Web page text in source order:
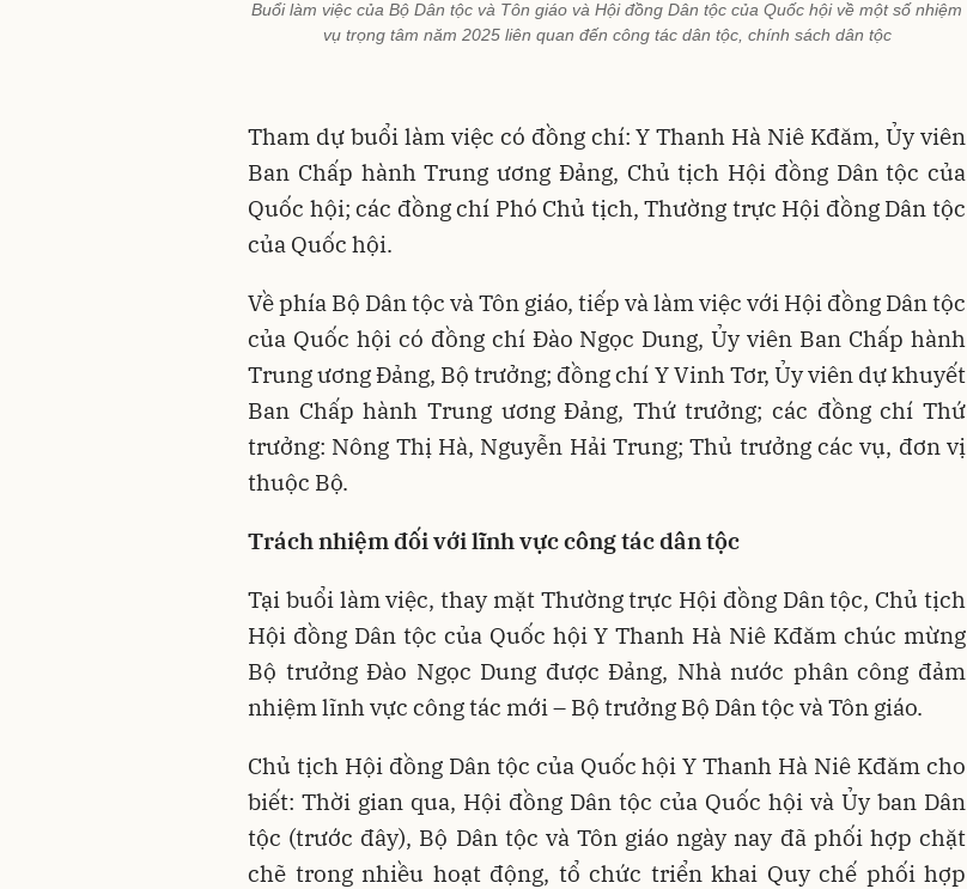
Buổi làm việc của Bộ Dân tộc và Tôn giáo và Hội đồng Dân tộc của Quốc hội về một số nhiệm
vụ trọng tâm năm 2025 liên quan đến công tác dân tộc, chính sách dân tộc
Tham dự buổi làm việc có đồng chí: Y Thanh Hà Niê Kđăm, Ủy viên
Ban Chấp hành Trung ương Đảng, Chủ tịch Hội đồng Dân tộc của
Quốc hội; các đồng chí Phó Chủ tịch, Thường trực Hội đồng Dân tộc
của Quốc hội.
Về phía Bộ Dân tộc và Tôn giáo, tiếp và làm việc với Hội đồng Dân tộc
của Quốc hội có đồng chí Đào Ngọc Dung, Ủy viên Ban Chấp hành
Trung ương Đảng, Bộ trưởng; đồng chí Y Vinh Tơr, Ủy viên dự khuyết
Ban Chấp hành Trung ương Đảng, Thứ trưởng; các đồng chí Thứ
trưởng: Nông Thị Hà, Nguyễn Hải Trung; Thủ trưởng các vụ, đơn vị
thuộc Bộ.
Trách nhiệm đối với lĩnh vực công tác dân tộc
Tại buổi làm việc, thay mặt Thường trực Hội đồng Dân tộc, Chủ tịch
Hội đồng Dân tộc của Quốc hội Y Thanh Hà Niê Kđăm chúc mừng
Bộ trưởng Đào Ngọc Dung được Đảng, Nhà nước phân công đảm
nhiệm lĩnh vực công tác mới – Bộ trưởng Bộ Dân tộc và Tôn giáo.
Chủ tịch Hội đồng Dân tộc của Quốc hội Y Thanh Hà Niê Kđăm cho
biết: Thời gian qua, Hội đồng Dân tộc của Quốc hội và Ủy ban Dân
tộc (trước đây), Bộ Dân tộc và Tôn giáo ngày nay đã phối hợp chặt
chẽ trong nhiều hoạt động, tổ chức triển khai Quy chế phối hợp